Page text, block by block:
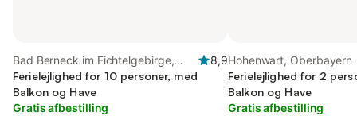
Bad Berneck im Fichtelgebirge,
Fichtelgebirge
8,9
Ferielejlighed for 10 personer, med
Balkon og Have
Gratis afbestilling
Hohenwart, Oberbayern
Ferielejlighed for 2
Balkon og Have
Gratis afbestilling